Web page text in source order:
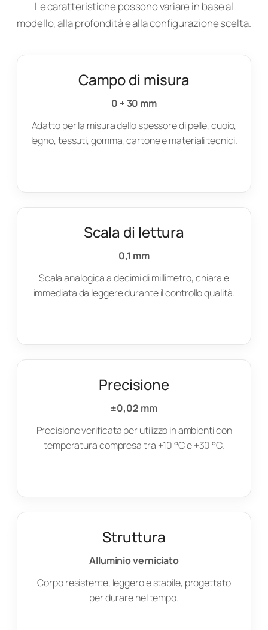
Le caratteristiche possono variare in base al
modello, alla profondità e alla configurazione scelta.
Campo di misura
0 ÷ 30 mm
Adatto per la misura dello spessore di pelle, cuoio,
legno, tessuti, gomma, cartone e materiali tecnici.
Scala di lettura
0,1 mm
Scala analogica a decimi di millimetro, chiara e
immediata da leggere durante il controllo qualità.
Precisione
±0,02 mm
Precisione verificata per utilizzo in ambienti con
temperatura compresa tra +10 °C e +30 °C.
Struttura
Alluminio verniciato
Corpo resistente, leggero e stabile, progettato
per durare nel tempo.